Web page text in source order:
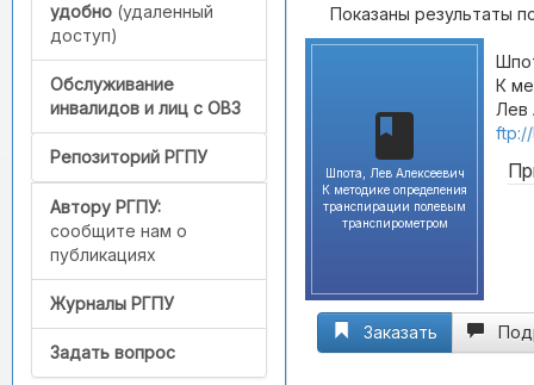
удобно (удаленный
доступ)
Обслуживание
инвалидов и лиц с ОВЗ
Репозиторий РГПУ
Автору РГПУ:
сообщите нам о
публикациях
Журналы РГПУ
Задать вопрос
Показаны результаты
Шпота, Лев Алексеевич
К методике определения
транспирации полевым
транспирометром
К
Лев
Заказать